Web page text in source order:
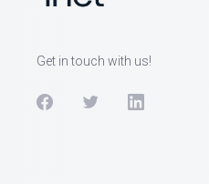
Get in touch with us!